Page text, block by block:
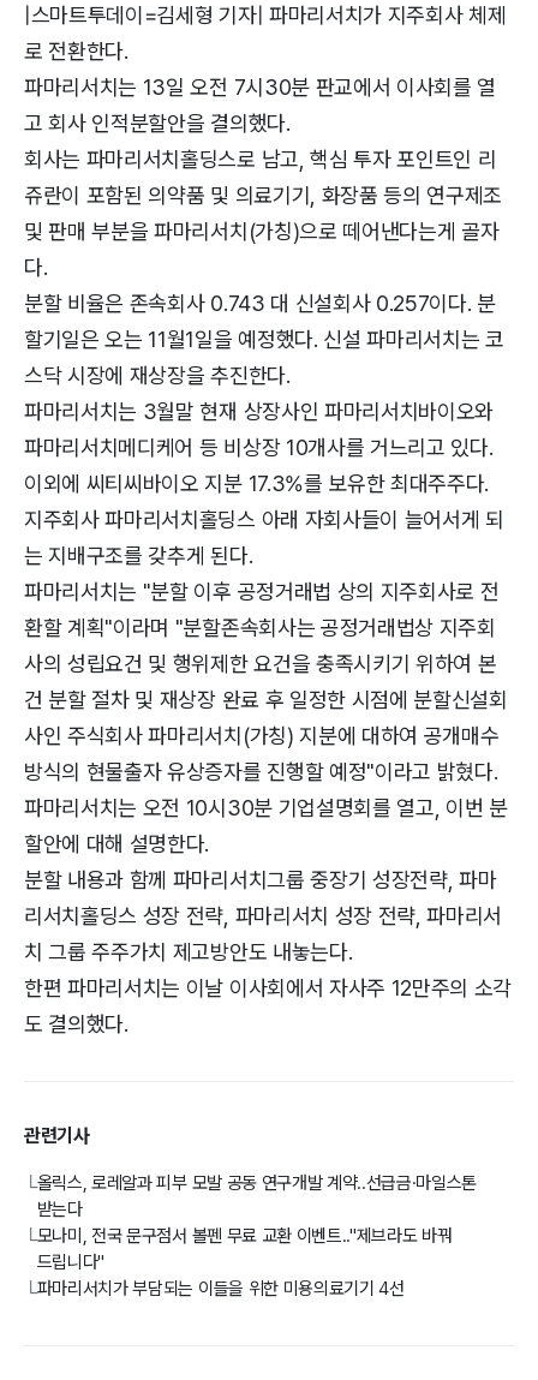
|스마트투데이=김세형 기자| 파마리서치가 지주회사 체제
로 전환한다.
파마리서치는 13일 오전 7시30분 판교에서 이사회를 열
고 회사 인적분할안을 결의했다.
회사는 파마리서치홀딩스로 남고, 핵심 투자 포인트인 리
쥬란이 포함된 의약품 및 의료기기, 화장품 등의 연구제조
및 판매 부분을 파마리서치(가칭)으로 떼어낸다는게 골자
다.
분할 비율은 존속회사 0.743 대 신설회사 0.257이다. 분
할기일은 오는 11월1일을 예정했다. 신설 파마리서치는 코
스닥 시장에 재상장을 추진한다.
파마리서치는 3월말 현재 상장사인 파마리서치바이오와
파마리서치메디케어 등 비상장 10개사를 거느리고 있다.
이외에 씨티씨바이오 지분 17.3%를 보유한 최대주주다.
지주회사 파마리서치홀딩스 아래 자회사들이 늘어서게 되
는 지배구조를 갖추게 된다.
파마리서치는 "분할 이후 공정거래법 상의 지주회사로 전
환할 계획"이라며 "분할존속회사는 공정거래법상 지주회
사의 성립요건 및 행위제한 요건을 충족시키기 위하여 본
건 분할 절차 및 재상장 완료 후 일정한 시점에 분할신설회
사인 주식회사 파마리서치(가칭) 지분에 대하여 공개매수
방식의 현물출자 유상증자를 진행할 예정"이라고 밝혔다.
파마리서치는 오전 10시30분 기업설명회를 열고, 이번 분
할안에 대해 설명한다.
분할 내용과 함께 파마리서치그룹 중장기 성장전략, 파마
리서치홀딩스 성장 전략, 파마리서치 성장 전략, 파마리서
치 그룹 주주가치 제고방안도 내놓는다.
한편 파마리서치는 이날 이사회에서 자사주 12만주의 소각
도 결의했다.
관련기사
└올릭스, 로레알과 피부 모발 공동 연구개발 계약..선급금·마일스톤
받는다
└모나미, 전국 문구점서 볼펜 무료 교환 이벤트.."제브라도 바꿔
드립니다"
└파마리서치가 부담되는 이들을 위한 미용의료기기 4선